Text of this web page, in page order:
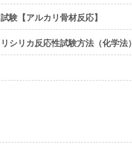
験【アルカリ骨材反応】
シリカ反応性試験方法（化学法）